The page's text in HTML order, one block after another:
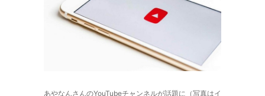
あやなんさんのYouTubeチャンネルが話題に（写真はイ